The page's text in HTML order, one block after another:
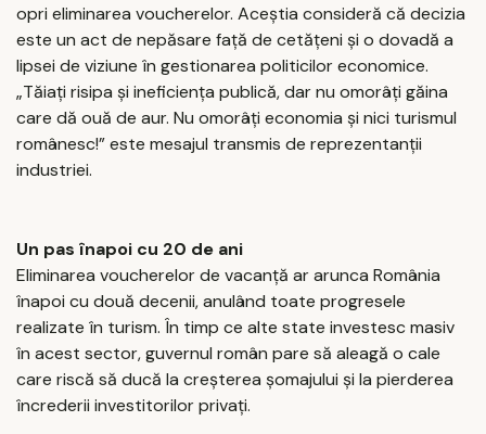
opri eliminarea voucherelor. Aceștia consideră că decizia
este un act de nepăsare față de cetățeni și o dovadă a
lipsei de viziune în gestionarea politicilor economice.
„Tăiați risipa și ineficiența publică, dar nu omorâți găina
care dă ouă de aur. Nu omorâți economia și nici turismul
românesc!” este mesajul transmis de reprezentanții
industriei.
Un pas înapoi cu 20 de ani
Eliminarea voucherelor de vacanță ar arunca România
înapoi cu două decenii, anulând toate progresele
realizate în turism. În timp ce alte state investesc masiv
în acest sector, guvernul român pare să aleagă o cale
care riscă să ducă la creșterea șomajului și la pierderea
încrederii investitorilor privați.